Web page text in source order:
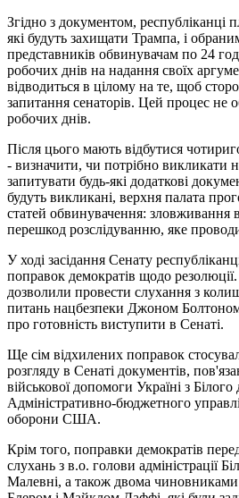
Згідно з документом, республіканці
які будуть захищати Трампа, і
представників обвинувачам по 24
робочих днів на надання своїх
відводиться в цілому на те, щоб
запитання сенаторів. Цей процес не
робочих днів.
Після цього мають відбутися
- визначити, чи потрібно викликати
запитувати будь-які додаткові
будуть викликані, верхня палата
статей обвинувачення: зловживання
перешкод розслідуванню, яке
У ході засідання Сенату
поправок демократів щодо
дозволили провести слухання з
питань нацбезпеки Джоном
про готовність виступити в Сенаті.
Ще сім відхилених поправок
розгляду в Сенаті документів,
військової допомоги Україні з
Адміністративно-бюджетного
оборони США.
Крім того, поправки демократів
слухань з в.о. голови адміністрації
Малевні, а також двома чиновниками